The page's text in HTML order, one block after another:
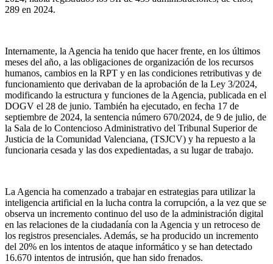
289 en 2024.
Internamente, la Agencia ha tenido que hacer frente, en los últimos
meses del año, a las obligaciones de organización de los recursos
humanos, cambios en la RPT y en las condiciones retributivas y de
funcionamiento que derivaban de la aprobación de la Ley 3/2024,
modificando la estructura y funciones de la Agencia, publicada en el
DOGV el 28 de junio. También ha ejecutado, en fecha 17 de
septiembre de 2024, la sentencia número 670/2024, de 9 de julio, de
la Sala de lo Contencioso Administrativo del Tribunal Superior de
Justicia de la Comunidad Valenciana, (TSJCV) y ha repuesto a la
funcionaria cesada y las dos expedientadas, a su lugar de trabajo.
La Agencia ha comenzado a trabajar en estrategias para utilizar la
inteligencia artificial en la lucha contra la corrupción, a la vez que se
observa un incremento continuo del uso de la administración digital
en las relaciones de la ciudadanía con la Agencia y un retroceso de
los registros presenciales. Además, se ha producido un incremento
del 20% en los intentos de ataque informático y se han detectado
16.670 intentos de intrusión, que han sido frenados.